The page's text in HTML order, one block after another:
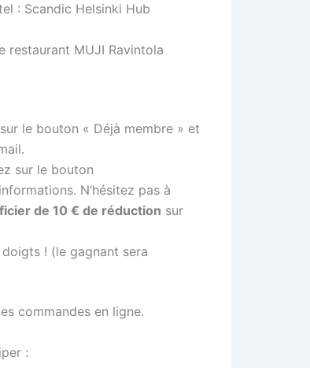
: Scandic Helsinki Hub
restaurant MUJI Ravintola
le bouton « Déjà membre » et
sur le bouton
N’hésitez pas à
de 10 € de réduction sur
doigts ! (le gagnant sera
commandes en ligne.
: